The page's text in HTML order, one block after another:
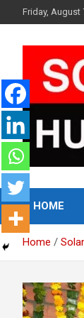
to
Friday, August
Latest News
HOME
Home